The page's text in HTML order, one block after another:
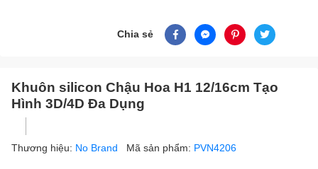
Chia sẻ
Khuôn silicon Chậu Hoa H1 12/16cm Tạo
Hình 3D/4D Đa Dụng
Thương hiệu: No Brand Mã sản phẩm: PVN4206